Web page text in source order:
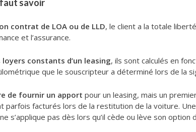
faut savoir
contrat de LOA ou de LLD, le client a la totale
et l’assurance.
loyers constants d’un leasing, ils sont calculés en
que le souscripteur a déterminé lors de la
de fournir un apport pour un leasing, mais un
parfois facturés lors de la restitution de la voiture.
s’applique pas dès lors qu’il cède ou lève son option